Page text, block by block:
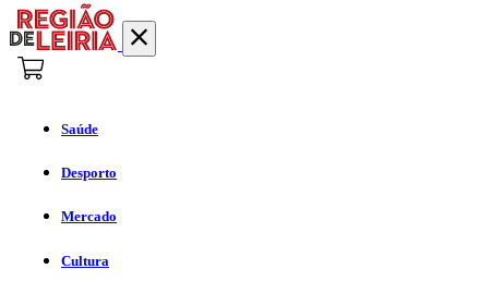
Saúde
Desporto
Mercado
Cultura